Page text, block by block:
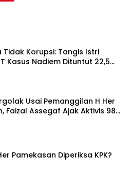
Tidak Korupsi: Tangis Istri
Kasus Nadiem Dituntut 22,5
Usai Pemanggilan H Her
Faizal Assegaf Ajak Aktivis 98
KPK
Pamekasan Diperiksa KPK?